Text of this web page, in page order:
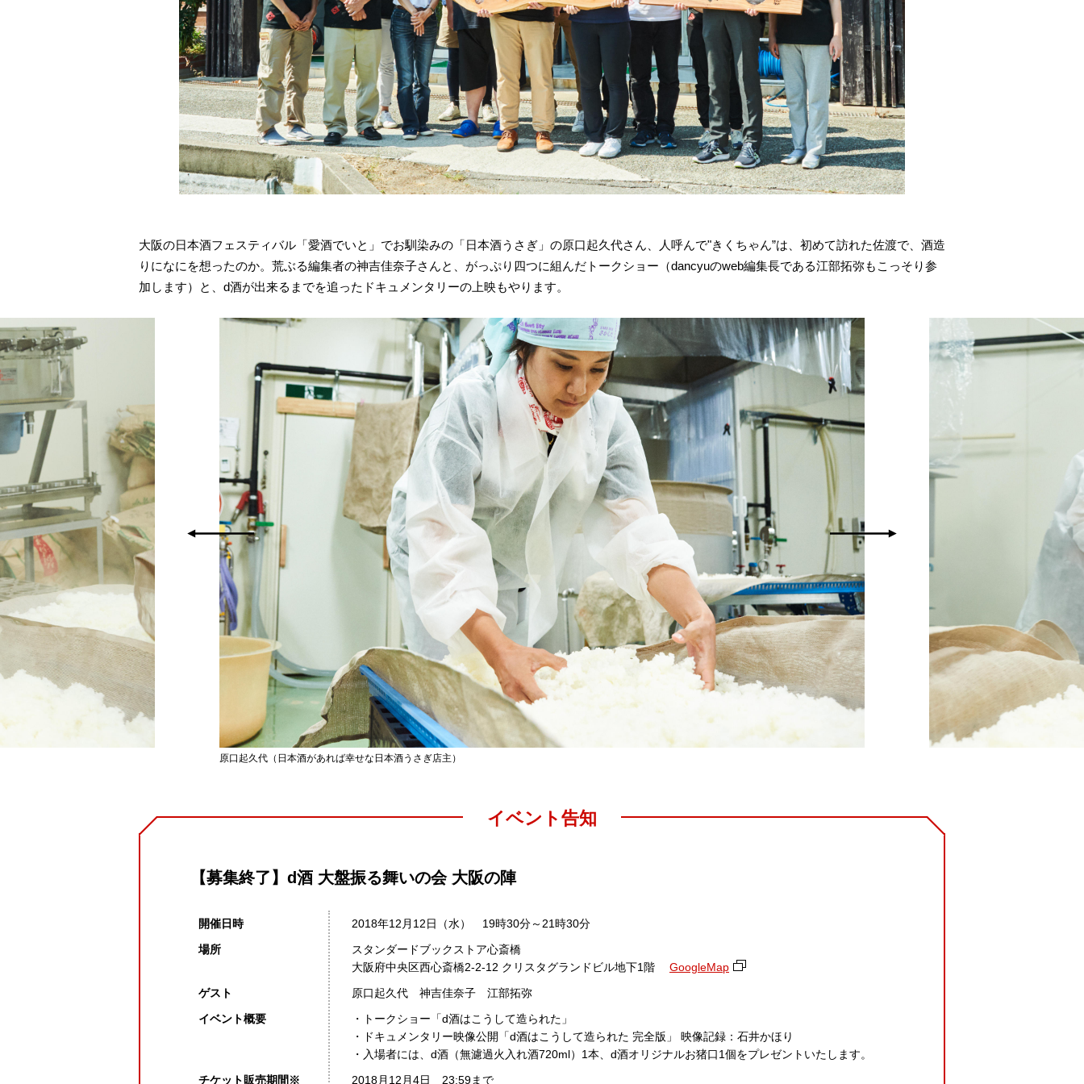
大阪の日本酒フェスティバル「愛酒でいと」でお馴染みの「日本酒うさぎ」の原口起久代さん、人呼んで"きくちゃん”は、初めて訪れた佐渡で、酒造
りになにを想ったのか。荒ぶる編集者の神吉佳奈子さんと、がっぷり四つに組んだトークショー（dancyuのweb編集長である江部拓弥もこっそり参
加します）と、d酒が出来るまでを追ったドキュメンタリーの上映もやります。
原口起久代（日本酒があれば幸せな日本酒うさぎ店主）
イベント告知
【募集終了】d酒 大盤振る舞いの会 大阪の陣
開催日時
2018年12月12日（水） 19時30分～21時30分
場所
スタンダードブックストア心斎橋
大阪府中央区西心斎橋2-2-12 クリスタグランドビル地下1階 GoogleMap
ゲスト
原口起久代 神吉佳奈子 江部拓弥
イベント概要
・トークショー「d酒はこうして造られた」
・ドキュメンタリー映像公開「d酒はこうして造られた 完全版」 映像記録：石井かほり
・入場者には、d酒（無濾過火入れ酒720ml）1本、d酒オリジナルお猪口1個をプレゼントいたします。
チケット販売期間※
2018月12月4日 23:59まで